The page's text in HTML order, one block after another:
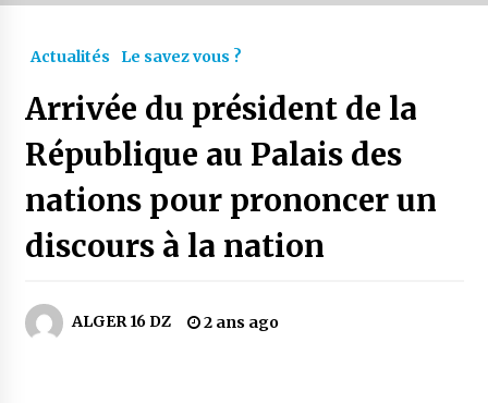
Début des camps d’été pour un deuxième
groupe d’enfants autistes
Parking de la Promenade des Sablettes : Mis en
service de bornes automatiques
3 jours ago
ayants droit
Actualités Le savez vous ?
Arrivée du président de la
République au Palais des
nations pour prononcer un
discours à la nation
ALGER 16 DZ 2 ans ago